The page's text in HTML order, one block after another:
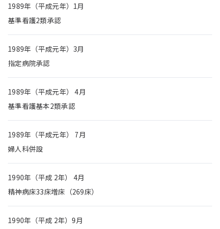
1989年（平成元年）1月
基準看護2類承認
1989年（平成元年）3月
指定病院承認
1989年（平成元年） 4月
基準看護基本2類承認
1989年（平成元年） 7月
婦人科併設
1990年（平成 2年） 4月
精神病床33床増床（269床）
1990年（平成 2年）9月